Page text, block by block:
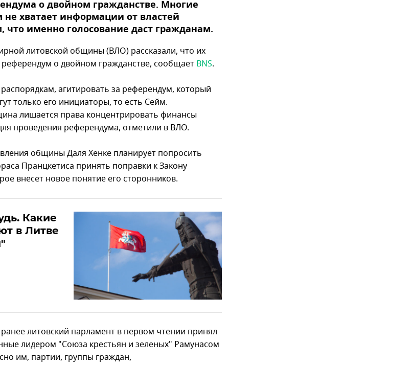
о двойном гражданстве. Многие
хватает информации от властей
что именно голосование даст гражданам.
литовской общины (ВЛО) рассказали, что их
о двойном гражданстве, сообщает BNS.
агитировать за референдум, который
только его инициаторы, то есть Сейм.
лишается права концентрировать финансы
проведения референдума, отметили в ВЛО.
общины Даля Хенке планирует попросить
Пранцкетиса принять поправки к Закону
внесет новое понятие его сторонников.
Какие
в Литве
литовский парламент в первом чтении принял
лидером "Союза крестьян и зеленых" Рамунасом
им, партии, группы граждан,